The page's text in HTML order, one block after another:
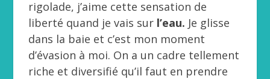
rigolade, j’aime cette sensation de
liberté quand je vais sur l’eau. Je glisse
dans la baie et c’est mon moment
d’évasion à moi. On a un cadre tellement
riche et diversifié qu’il faut en prendre